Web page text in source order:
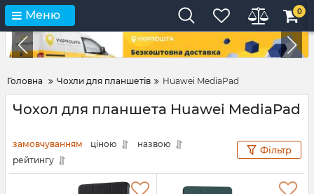
Меню 0
Головна Чохли для планшетів Huawei MediaPad
Чохол для планшета Huawei MediaPad
замовчуванням ціною
назвою
рейтингу
Фільтр